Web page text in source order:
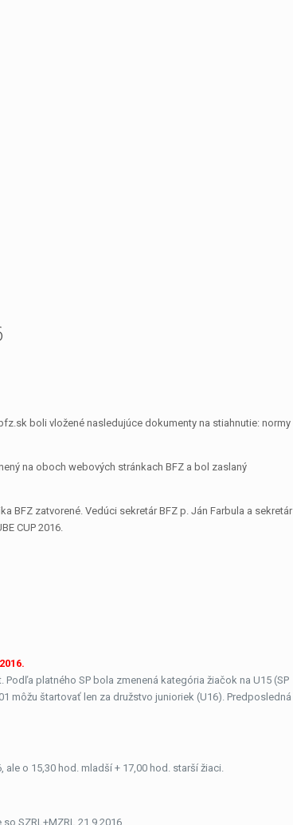
boli vložené nasledujúce dokumenty na stiahnutie: normy
na oboch webových stránkach BFZ a bol zaslaný
BFZ zatvorené. Vedúci sekretár BFZ p. Ján Farbula a sekretár
CUP 2016.
platného SP bola zmenená kategória žiačok na U15 (SP
môžu štartovať len za družstvo junioriek (U16). Predposledná
o 15,30 hod. mladší + 17,00 hod. starší žiaci.
SZRL+MZRL 21.9.2016